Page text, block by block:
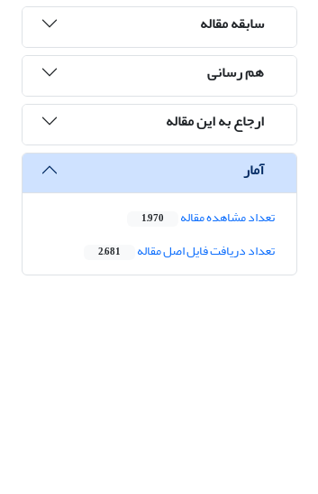
سابقه مقاله
هم رسانی
ارجاع به این مقاله
آمار
تعداد مشاهده مقاله 1,970
تعداد دریافت فایل اصل مقاله 2,681